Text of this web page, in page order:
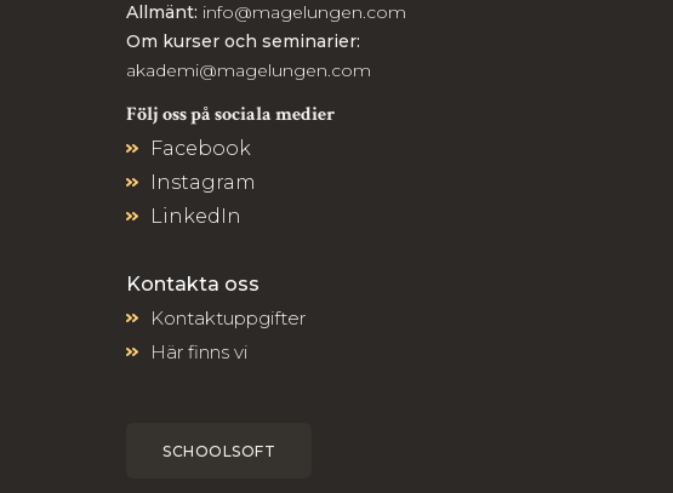
Allmänt: info@magelungen.com
Om kurser och seminarier:
akademi@magelungen.com
Följ oss på sociala medier
Facebook
Instagram
LinkedIn
Kontakta oss
Kontaktuppgifter
Här finns vi
SCHOOLSOFT